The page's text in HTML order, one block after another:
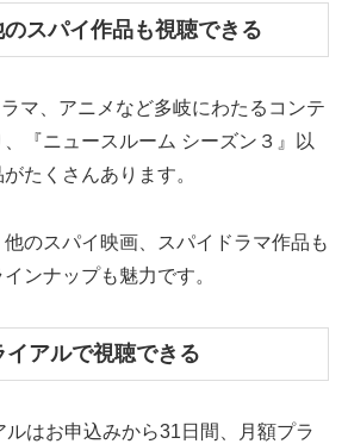
スパイ作品も視聴できる
マ、アニメなど多岐にわたるコンテ
『ニュースルーム シーズン３』以
たくさんあります。
のスパイ映画、スパイドラマ作品も
ンナップも魅力です。
アルで視聴できる
はお申込みから31日間、月額プラ